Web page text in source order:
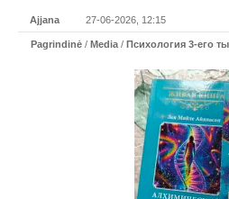
Ajjana 27-06-2026, 12:15
Pagrindinė / Media / Психология 3-его